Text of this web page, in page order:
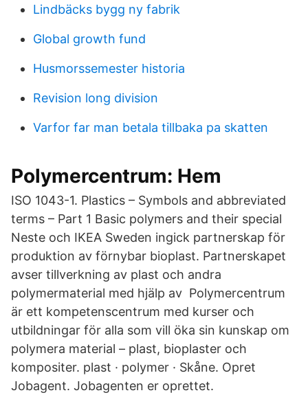
Lindbäcks bygg ny fabrik
Global growth fund
Husmorssemester historia
Revision long division
Varfor far man betala tillbaka pa skatten
Polymercentrum: Hem
ISO 1043-1. Plastics – Symbols and abbreviated
terms – Part 1 Basic polymers and their special
Neste och IKEA Sweden ingick partnerskap för
produktion av förnybar bioplast. Partnerskapet
avser tillverkning av plast och andra
polymermaterial med hjälp av Polymercentrum
är ett kompetenscentrum med kurser och
utbildningar för alla som vill öka sin kunskap om
polymera material – plast, bioplaster och
kompositer. plast · polymer · Skåne. Opret
Jobagent. Jobagenten er oprettet.